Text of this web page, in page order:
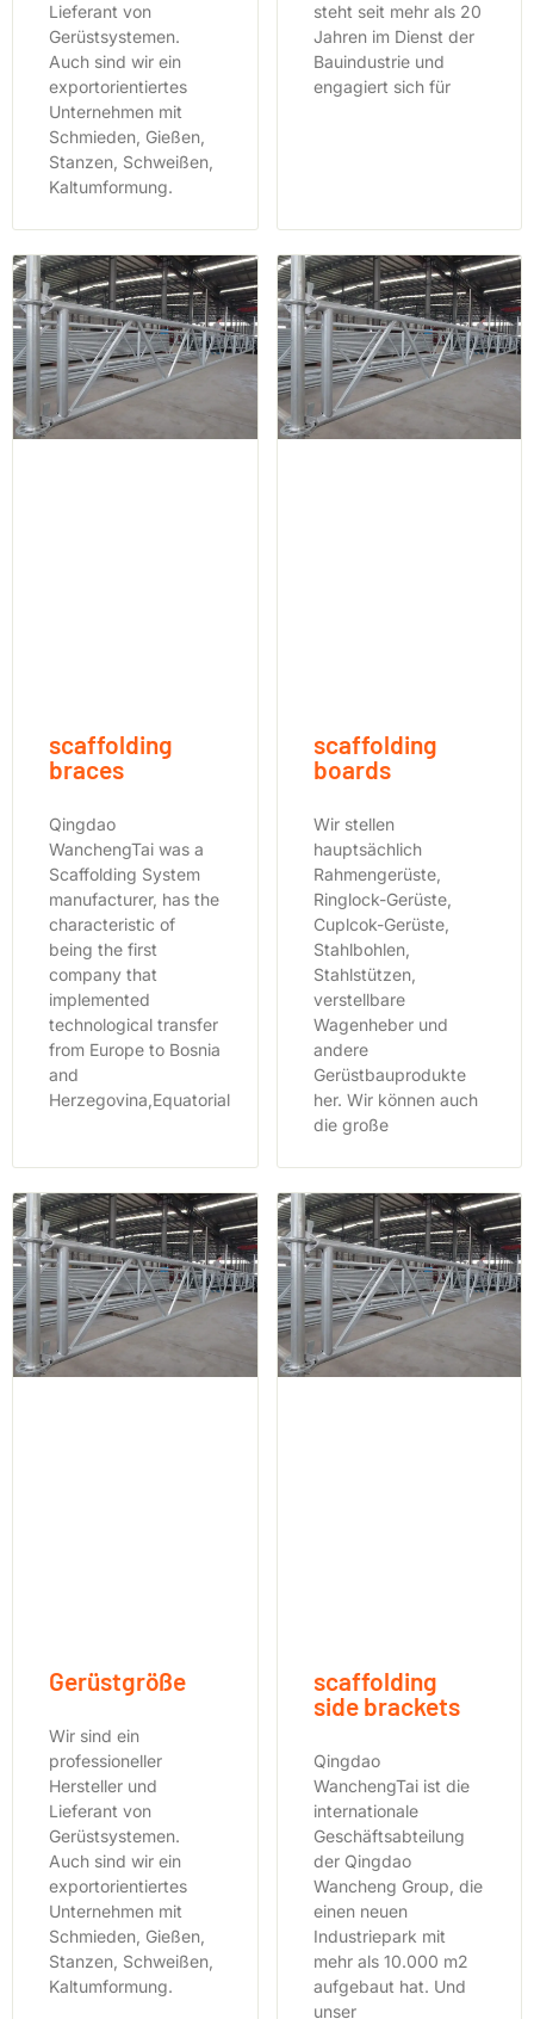
Lieferant von
Gerüstsystemen.
Auch sind wir ein
exportorientiertes
Unternehmen mit
Schmieden, Gießen,
Stanzen, Schweißen,
Kaltumformung.
steht seit mehr als 20
Jahren im Dienst der
Bauindustrie und
engagiert sich für
scaffolding
braces
Qingdao
WanchengTai was a
Scaffolding System
manufacturer, has the
characteristic of
being the first
company that
implemented
technological transfer
from Europe to Bosnia
and
Herzegovina,Equatorial
scaffolding
boards
Wir stellen
hauptsächlich
Rahmengerüste,
Ringlock-Gerüste,
Cuplcok-Gerüste,
Stahlbohlen,
Stahlstützen,
verstellbare
Wagenheber und
andere
Gerüstbauprodukte
her. Wir können auch
die große
Gerüstgröße
Wir sind ein
professioneller
Hersteller und
Lieferant von
Gerüstsystemen.
Auch sind wir ein
exportorientiertes
Unternehmen mit
Schmieden, Gießen,
Stanzen, Schweißen,
Kaltumformung.
scaffolding
side brackets
Qingdao
WanchengTai ist die
internationale
Geschäftsabteilung
der Qingdao
Wancheng Group, die
einen neuen
Industriepark mit
mehr als 10.000 m2
aufgebaut hat. Und
unser